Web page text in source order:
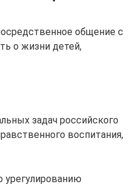
общение с
о жизни детей,
задач российского
воспитания,
урегулированию